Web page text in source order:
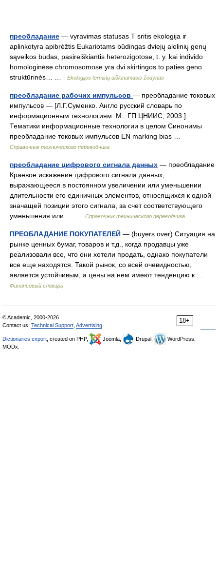
преобладание — vyravimas statusas T sritis ekologija ir
aplinkotyra apibrėžtis Eukariotams būdingas dviejų alelinių genų
sąveikos būdas, pasireiškiantis heterozigotose, t. y. kai individo
homologinėse chromosomose yra dvi skirtingos to paties geno
struktūrinės… …
Ekologijos terminų aiškinamasis žodynas
преобладание рабочих импульсов — преобладание токовых
импульсов — [Л.Г.Суменко. Англо русский словарь по
информационным технологиям. М.: ГП ЦНИИС, 2003.]
Тематики информационные технологии в целом Синонимы
преобладание токовых импульсов EN marking bias …
Справочник технического переводчика
преобладание цифрового сигнала данных — преобладание
Краевое искажение цифрового сигнала данных,
выражающееся в постоянном увеличении или уменьшении
длительности его единичных элементов, относящихся к одной
значащей позиции этого сигнала, за счет соответствующего
уменьшения или… …
Справочник технического переводчика
ПРЕОБЛАДАНИЕ ПОКУПАТЕЛЕЙ — (buyers over) Ситуация на
рынке ценных бумаг, товаров и т.д., когда продавцы уже
реализовали все, что они хотели продать, однако покупатели
все еще находятся. Такой рынок, со всей очевидностью,
является устойчивым, а цены на нем имеют тенденцию к …
Финансовый словарь
18+
© Academic, 2000-2026
Contact us: Technical Support Advertising
Dictionaries export , created on PHP, Joomla, Drupal,
WordPress,
MODx.